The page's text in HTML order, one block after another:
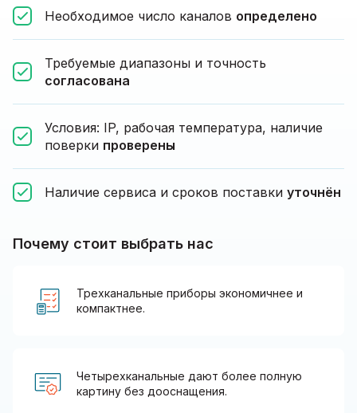
Необходимое число каналов определено
Требуемые диапазоны и точность
согласована
Условия: IP, рабочая температура, наличие
поверки проверены
Наличие сервиса и сроков поставки уточнён
Почему стоит выбрать нас
Трехканальные приборы экономичнее и
компактнее.
Четырехканальные дают более полную
картину без дооснащения.